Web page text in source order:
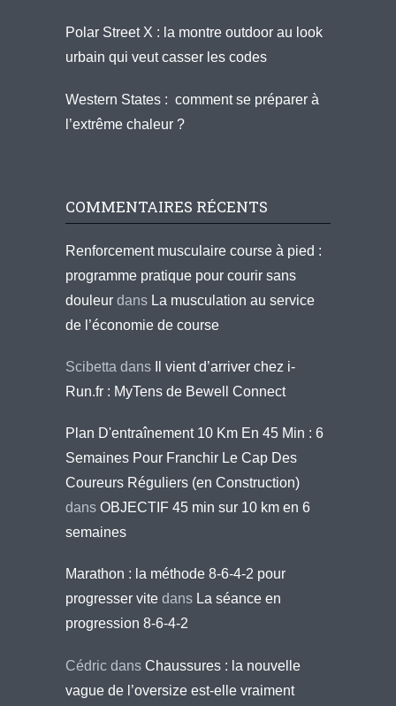
Polar Street X : la montre outdoor au look
urbain qui veut casser les codes
Western States : comment se préparer à
l’extrême chaleur ?
COMMENTAIRES RÉCENTS
Renforcement musculaire course à pied :
programme pratique pour courir sans
douleur dans La musculation au service
de l’économie de course
Scibetta dans
Il vient d’arriver chez i-
Run.fr : MyTens de Bewell Connect
Plan D'entraînement 10 Km En 45 Min : 6
Semaines Pour Franchir Le Cap Des
Coureurs Réguliers (en Construction)
dans OBJECTIF 45 min sur 10 km en 6
semaines
Marathon : la méthode 8-6-4-2 pour
progresser vite dans La séance en
progression 8-6-4-2
Cédric dans Chaussures : la nouvelle
vague de l’oversize est-elle vraiment